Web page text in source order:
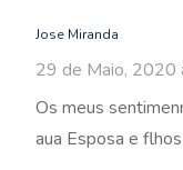
Jose Miranda
29 de Maio, 2020
Os meus
aua Esposa e